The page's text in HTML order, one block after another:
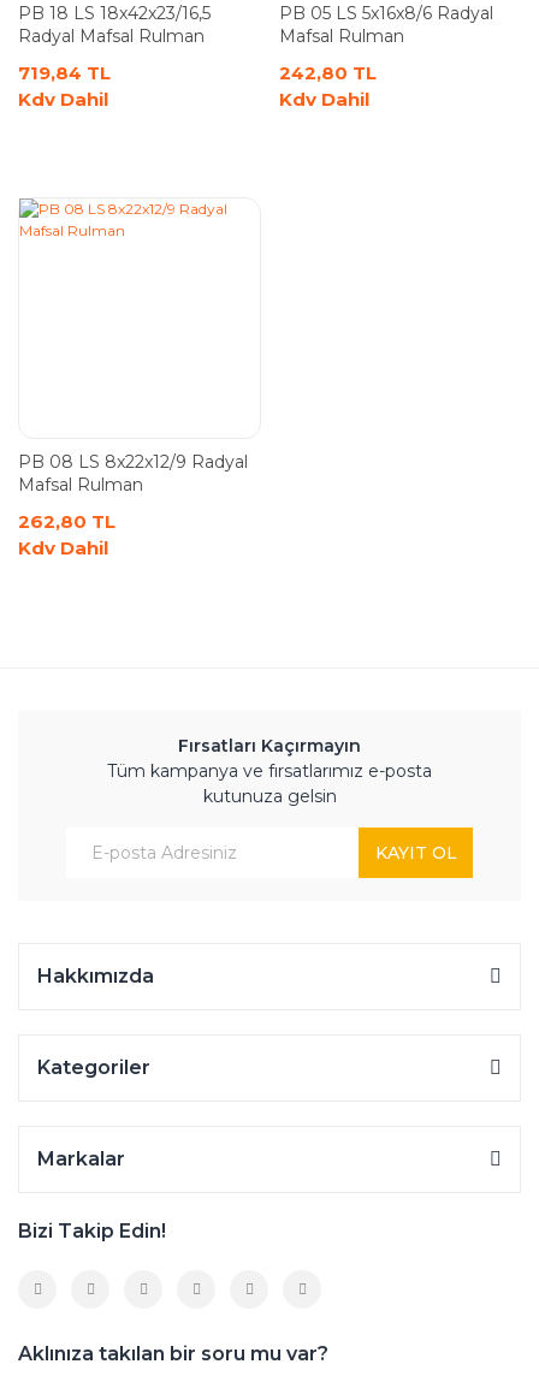
PB 18 LS 18x42x23/16,5
Radyal Mafsal Rulman
719,84 TL
Kdv Dahil
PB 05 LS 5x16x8/6 Radyal
Mafsal Rulman
242,80 TL
Kdv Dahil
PB 08 LS 8x22x12/9 Radyal
Mafsal Rulman
262,80 TL
Kdv Dahil
Fırsatları Kaçırmayın
Tüm kampanya ve fırsatlarımız e-posta
kutunuza gelsin
KAYIT OL
Hakkımızda
Kategoriler
Markalar
Bizi Takip Edin!
Aklınıza takılan bir soru mu var?